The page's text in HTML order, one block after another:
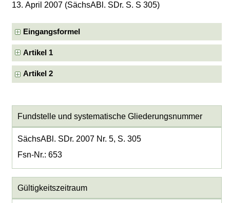
13. April 2007 (SächsABl. SDr. S. S 305)
Eingangsformel
Artikel 1
Artikel 2
Fundstelle und systematische Gliederungsnummer
SächsABl. SDr. 2007 Nr. 5, S. 305
Fsn-Nr.: 653
Gültigkeitszeitraum